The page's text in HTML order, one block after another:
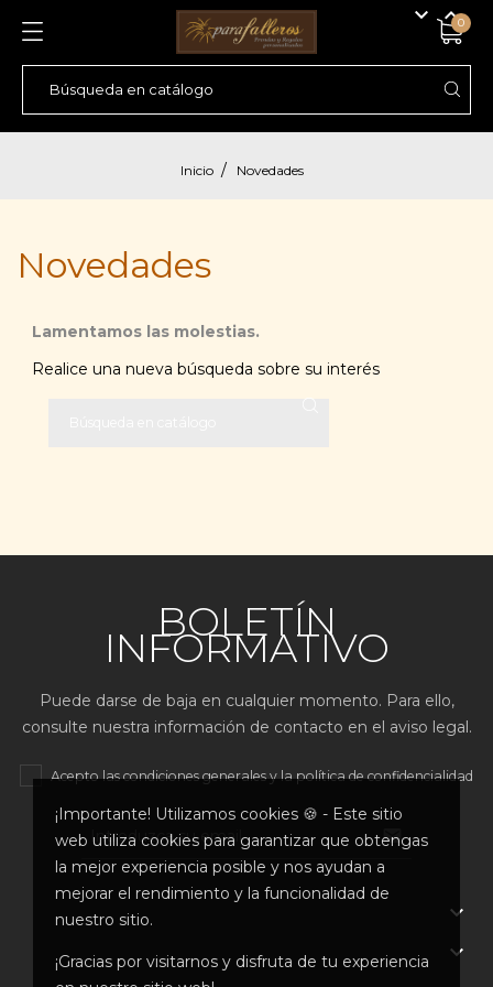
¡Importante! Utilizamos cookies 🍪 - Este sitio
web utiliza cookies para garantizar que obtengas
la mejor experiencia posible y nos ayudan a
mejorar el rendimiento y la funcionalidad de
nuestro sitio.
¡Gracias por visitarnos y disfruta de tu experiencia
 
0
Inicio Novedades
Novedades
Lamentamos las molestias.
Realice una nueva búsqueda sobre su interés
BOLETÍN
INFORMATIVO
Puede darse de baja en cualquier momento. Para ello,
consulte nuestra información de contacto en el aviso legal.
Acepto las condiciones generales y la política de confidencialidad


